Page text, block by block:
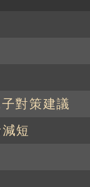
對策建議
短